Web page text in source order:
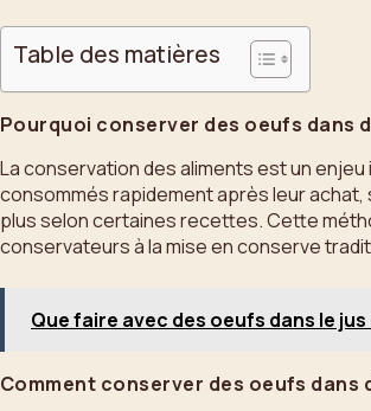
Table des matières
Pourquoi conserver des oeufs dans
La conservation des aliments est un
consommés rapidement après leur achat,
plus selon certaines recettes. Cette
conservateurs à la mise en conserve
Que faire avec des oeufs dans le
Comment conserver des oeufs dans